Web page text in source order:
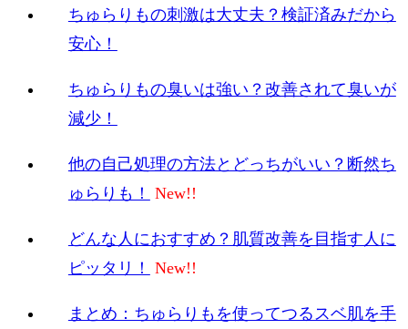
ちゅらりもの刺激は大丈夫？検証済みだから
安心！
ちゅらりもの臭いは強い？改善されて臭いが
減少！
他の自己処理の方法とどっちがいい？断然ち
ゅらりも！
どんな人におすすめ？肌質改善を目指す人に
ピッタリ！
まとめ：ちゅらりもを使ってつるスベ肌を手